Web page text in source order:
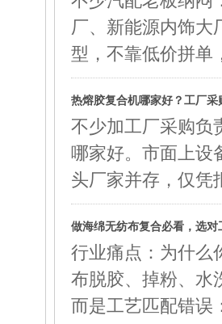
厂、新能源内饰大
型，不靠低价拼单
热熔胶复合机哪家好？工厂
不少加工厂采购负
哪家好。市面上设
头厂家并存，仅凭
做海绵无纺布复合必看，选对
行业痛点：为什么
布脱胶、掉粉、水
而是工艺匹配错误